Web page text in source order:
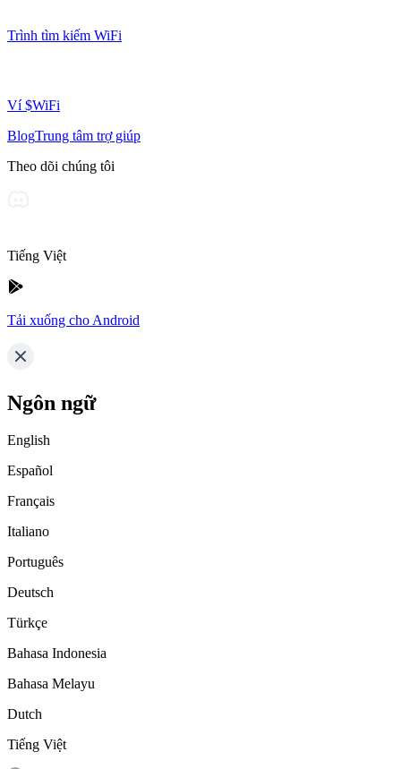
Trình tìm kiếm WiFi
Ví $WiFi
BlogTrung tâm trợ giúp
Theo dõi chúng tôi
Tiếng Việt
Tải xuống cho Android
Ngôn ngữ
English
Español
Français
Italiano
Português
Deutsch
Türkçe
Bahasa Indonesia
Bahasa Melayu
Dutch
Tiếng Việt